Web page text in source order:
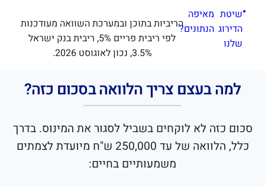
שיטת
הדירוג
שלנו
מאיפה
הנתונים?הריביות בתוכן ובמערכת השוואה מעודכנות
לפי ריבית פריים 5%, ריבית בנק ישראל
3.5%, נכון לאוגוסט 2026.
למה בעצם צריך הלוואה בסכום כזה?
סכום כזה לא לוקחים בשביל לסגור את המינוס. בדרך
כלל, הלוואה של עד 250,000 ש"ח מיועדת לצמתים
משמעותיים בחיים: